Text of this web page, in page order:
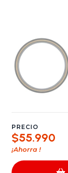
PRECIO
$55.990
¡Ahorra !